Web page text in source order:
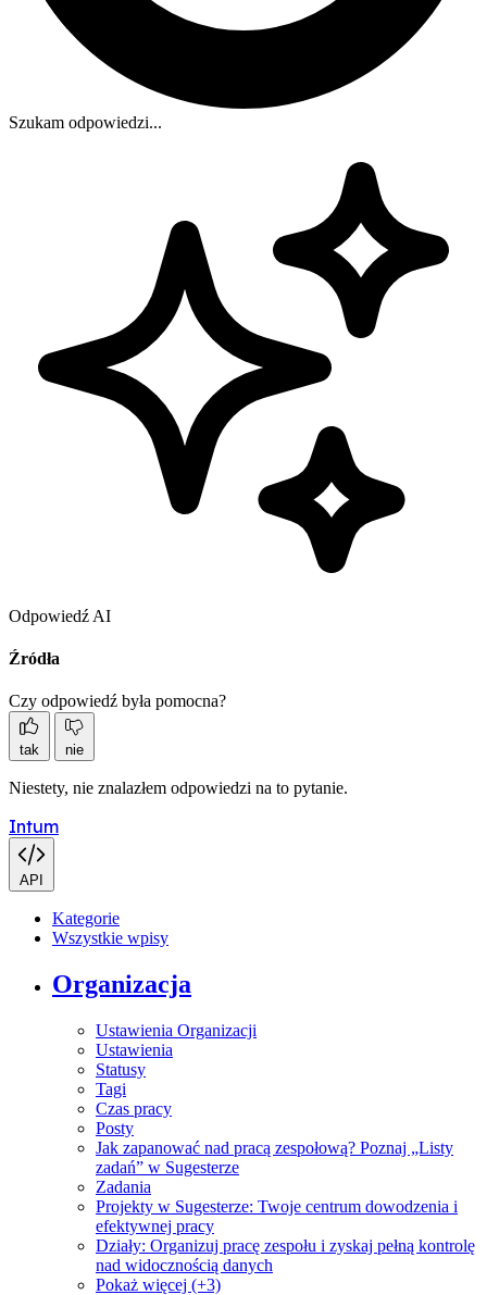
Szukam odpowiedzi...
Odpowiedź AI
Źródła
Czy odpowiedź była pomocna?
tak nie
Niestety, nie znalazłem odpowiedzi na to pytanie.
Intum
API
Kategorie
Wszystkie wpisy
Organizacja
Ustawienia Organizacji
Ustawienia
Statusy
Tagi
Czas pracy
Posty
Jak zapanować nad pracą zespołową? Poznaj „Listy
zadań” w Sugesterze
Zadania
Projekty w Sugesterze: Twoje centrum dowodzenia i
efektywnej pracy
Działy: Organizuj pracę zespołu i zyskaj pełną kontrolę
nad widocznością danych
Pokaż więcej (+3)